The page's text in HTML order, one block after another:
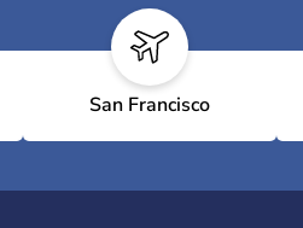
San Francisco